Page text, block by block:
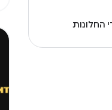
החלונות